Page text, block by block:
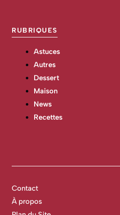
RUBRIQUES
Astuces
Autres
Dessert
Maison
News
Recettes
Contact
À propos